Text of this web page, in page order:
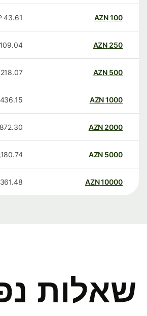
100
AZN
43.61
250
AZN
109.04
500
AZN
218.07
1000
AZN
436.15
2000
AZN
872.30
5000
AZN
2,180.74
10000
AZN
4,361.48
שאלות